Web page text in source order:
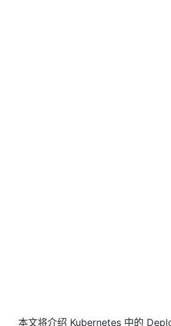
本文将介绍 Kubernetes 中的